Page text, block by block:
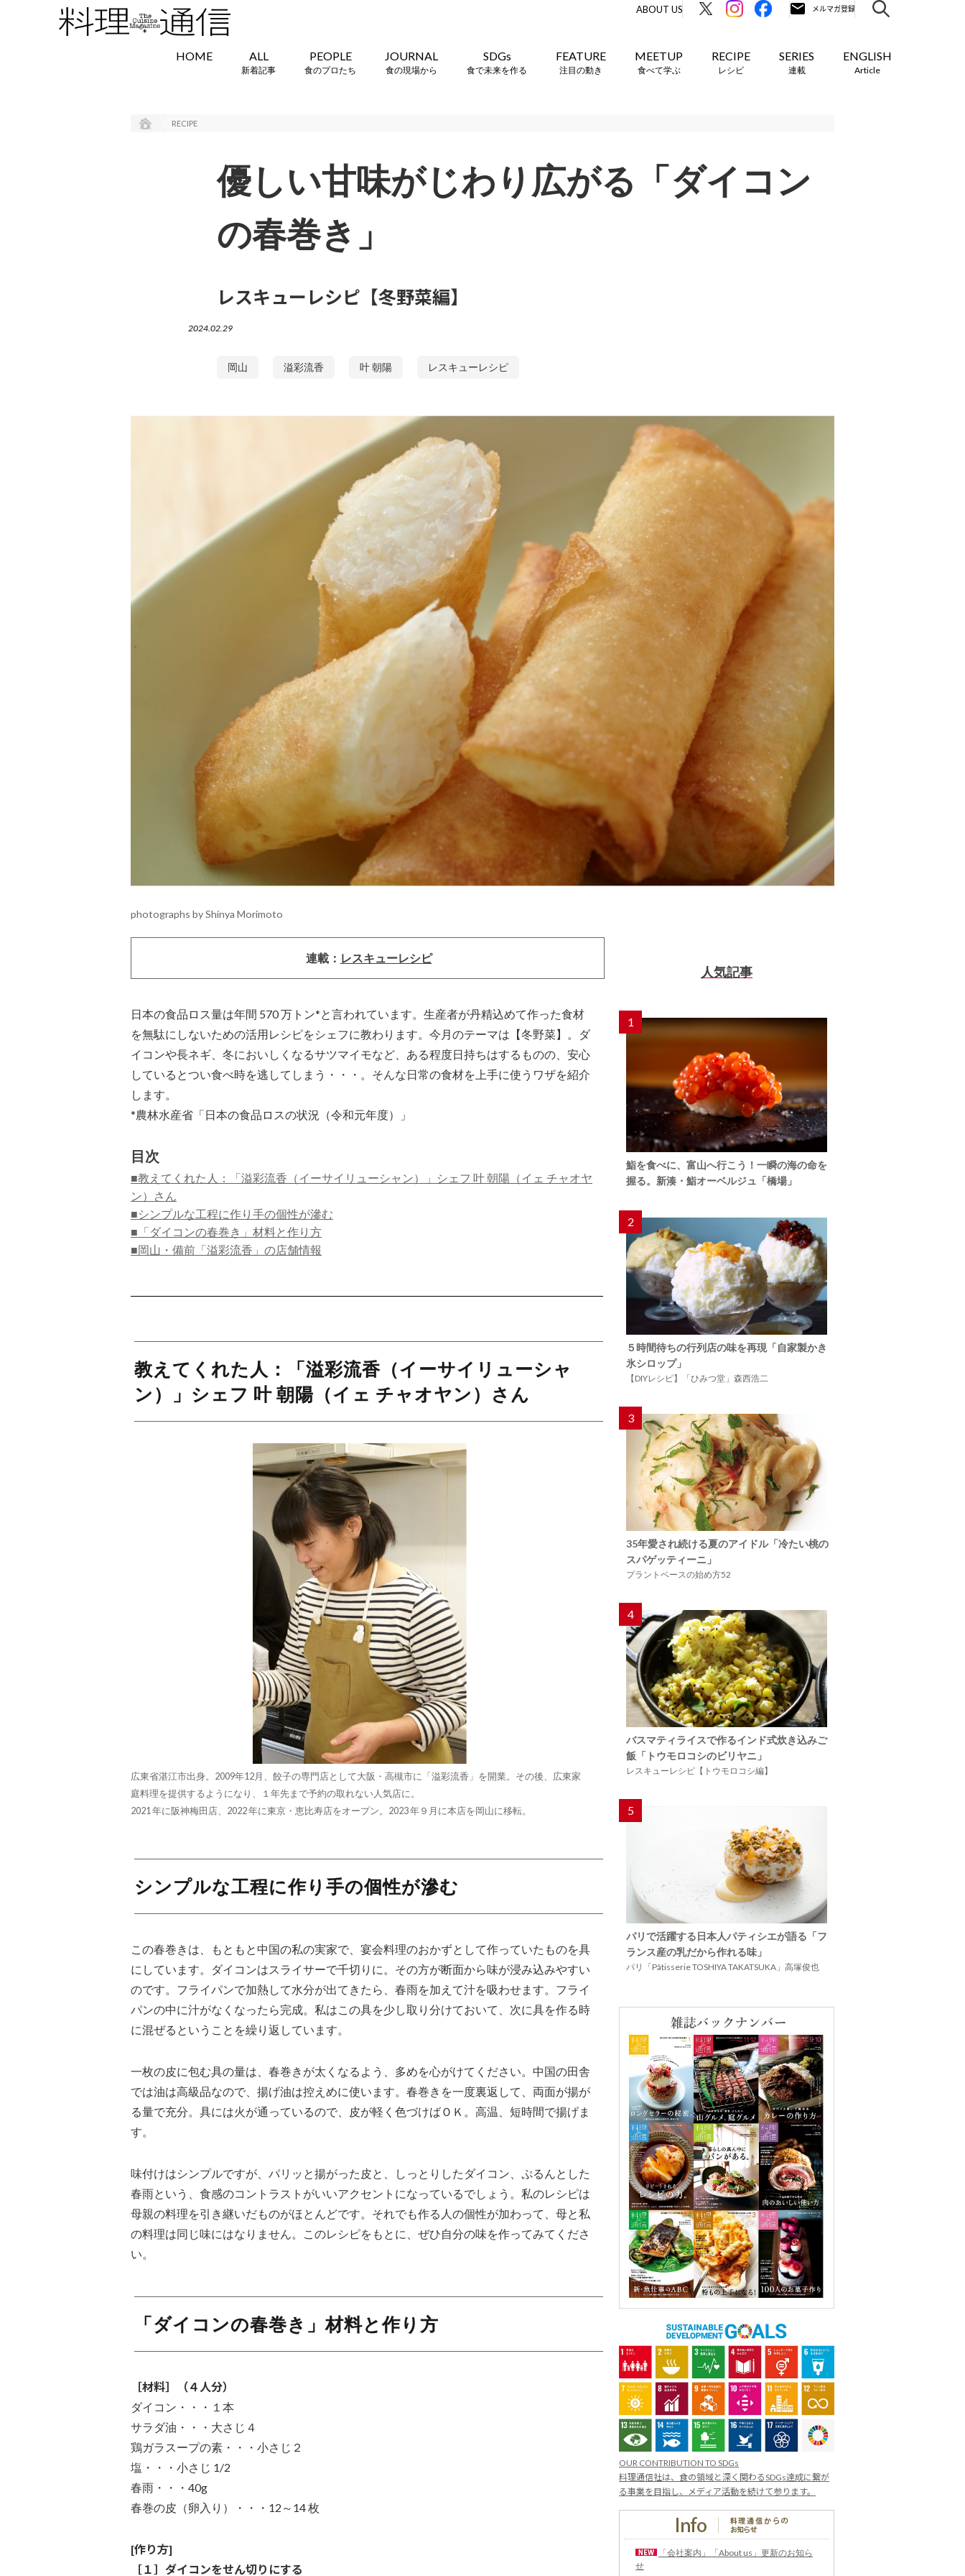
ABOUT US
HOME ALL
新着記事
PEOPLE
食のプロたち
JOURNAL
食の現場から
SDGs
食で未来を作る
FEATURE
注目の動き
MEETUP
食べて学ぶ
RECIPE
レシピ
SERIES
連載
ENGLISH
Article
RECIPE
優しい甘味がじわり広がる「ダイコン
の春巻き」
レスキューレシピ【冬野菜編】
2024.02.29
岡山 溢彩流香 叶 朝陽 レスキューレシピ
photographs by Shinya Morimoto
連載： レスキューレシピ
日本の食品ロス量は年間 570 万トン*と言われています。生産者が丹精込めて作った食材
を無駄にしないための活用レシピをシェフに教わります。今月のテーマは【冬野菜】。ダ
イコンや長ネギ、冬においしくなるサツマイモなど、ある程度日持ちはするものの、安心
しているとつい食べ時を逃してしまう・・・。そんな日常の食材を上手に使うワザを紹介
します。
*農林水産省「日本の食品ロスの状況（令和元年度）」
目次
■教えてくれた人：「溢彩流香（イーサイリューシャン）」シェフ 叶 朝陽（イェ チャオヤ
ン）さん
■シンプルな工程に作り手の個性が滲む
■「ダイコンの春巻き」材料と作り方
■岡山・備前「溢彩流香」の店舗情報
教えてくれた人：「溢彩流香（イーサイリューシャ
ン）」シェフ 叶 朝陽（イェ チャオヤン）さん
広東省湛江市出身。2009年12月、餃子の専門店として大阪・高槻市に「溢彩流香」を開業。その後、広東家
庭料理を提供するようになり、１年先まで予約の取れない人気店に。
2021 年に阪神梅田店、2022 年に東京・恵比寿店をオープン。2023 年９月に本店を岡山に移転。
シンプルな工程に作り手の個性が滲む
この春巻きは、もともと中国の私の実家で、宴会料理のおかずとして作っていたものを具
にしています。ダイコンはスライサーで千切りに。その方が断面から味が浸み込みやすい
のです。フライパンで加熱して水分が出てきたら、春雨を加えて汁を吸わせます。フライ
パンの中に汁がなくなったら完成。私はこの具を少し取り分けておいて、次に具を作る時
に混ぜるということを繰り返しています。
一枚の皮に包む具の量は、春巻きが太くなるよう、多めを心がけてください。中国の田舎
では油は高級品なので、揚げ油は控えめに使います。春巻きを一度裏返して、両面が揚が
る量で充分。具には火が通っているので、皮が軽く色づけばＯＫ。高温、短時間で揚げま
す。
味付けはシンプルですが、パリッと揚がった皮と、しっとりしたダイコン、ぷるんとした
春雨という、食感のコントラストがいいアクセントになっているでしょう。私のレシピは
母親の料理を引き継いだものがほとんどです。それでも作る人の個性が加わって、母と私
の料理は同じ味にはなりません。このレシピをもとに、ぜひ自分の味を作ってみてくださ
い。
「ダイコンの春巻き」材料と作り方
［材料］（４人分）
ダイコン・・・１本
サラダ油・・・大さじ４
鶏ガラスープの素・・・小さじ２
塩・・・小さじ 1/2
春雨・・・40g
春巻の皮（卵入り）・・・12～14 枚
[作り方]
［１］ダイコンをせん切りにする
人気記事
1
鮨を食べに、富山へ行こう！一瞬の海の命を
握る。新湊・鮨オーベルジュ「橋場」
2
５時間待ちの行列店の味を再現「自家製かき
氷シロップ」
【DIYレシピ】「ひみつ堂」森西浩二
3
35年愛され続ける夏のアイドル「冷たい桃の
スパゲッティーニ」
プラントベースの始め方52
4
バスマティライスで作るインド式炊き込みご
飯「トウモロコシのビリヤニ」
レスキューレシピ【トウモロコシ編】
5
パリで活躍する日本人パティシエが語る「フ
ランス産の乳だから作れる味」
パリ「Pâtisserie TOSHIYA TAKATSUKA」高塚俊也
OUR CONTRIBUTION TO SDGs
料理通信社は、食の領域と深く関わるSDGs達成に繋が
る事業を目指し、メディア活動を続けて参ります。
「会社案内」「About us」更新のお知ら
せ